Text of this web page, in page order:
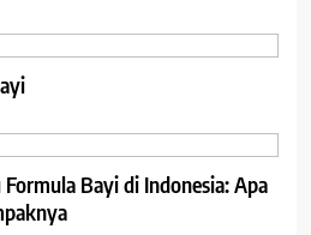
Bayi di Indonesia: Apa